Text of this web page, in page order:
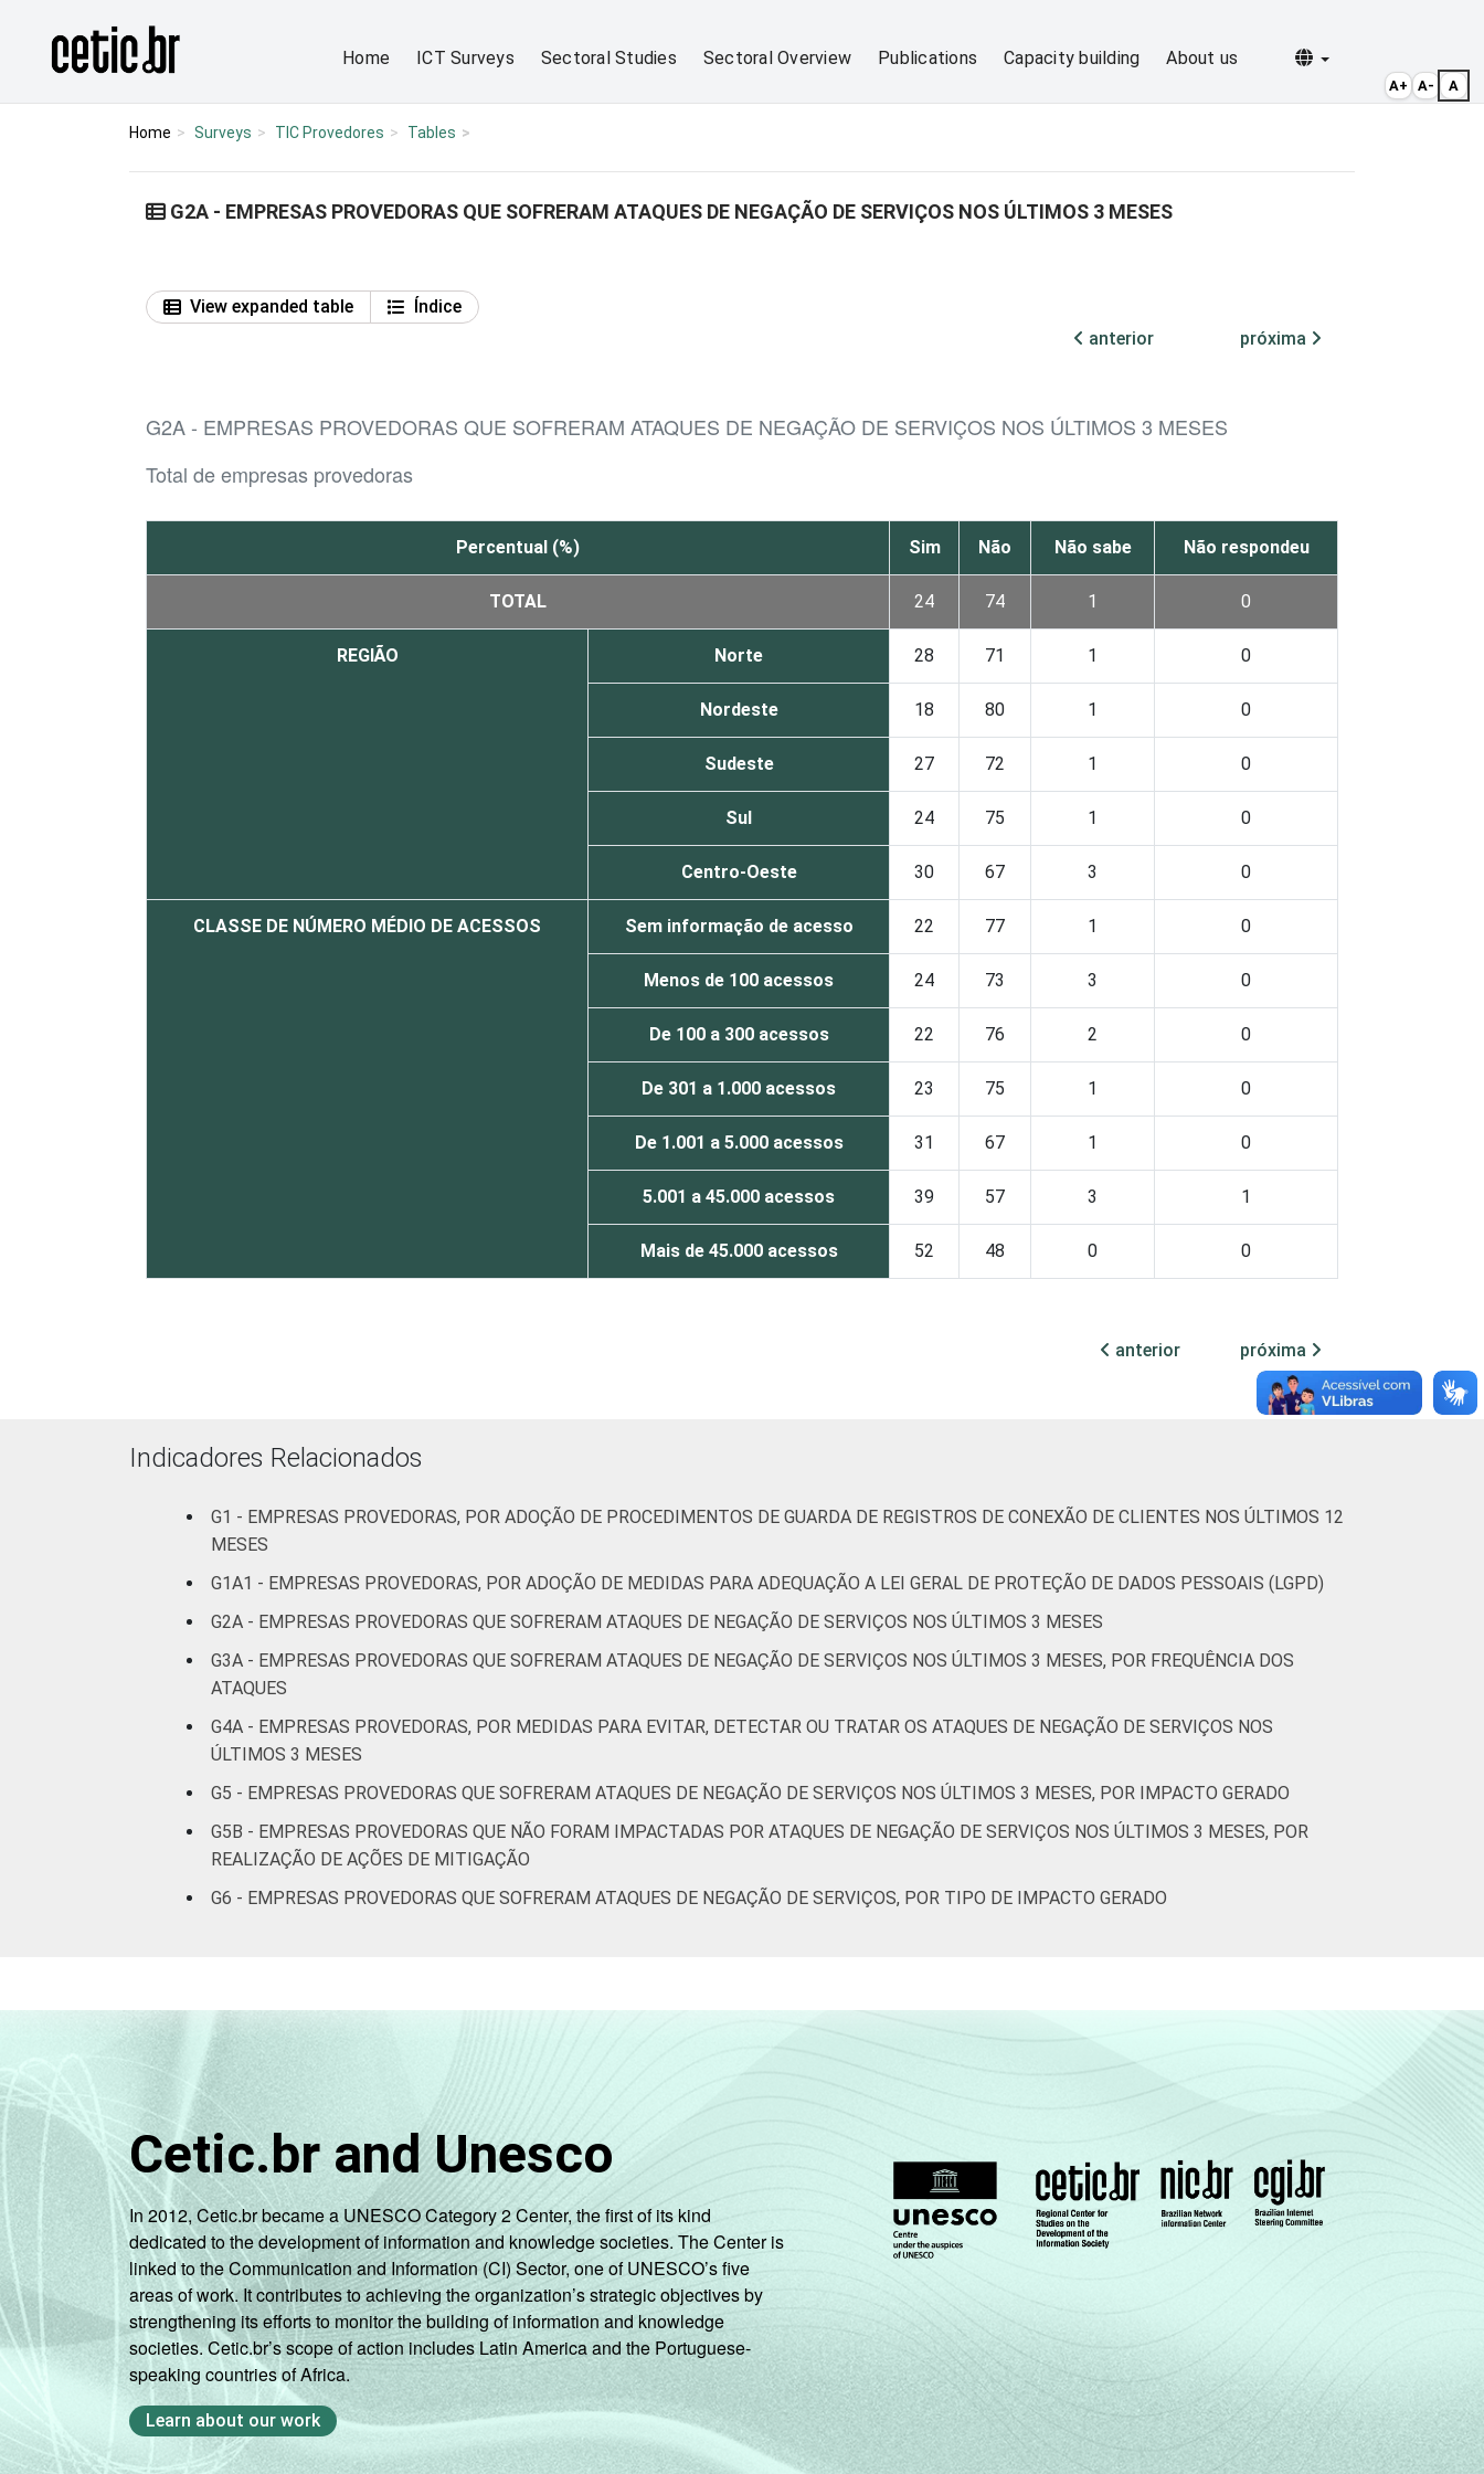
Página inicial
Home ICT Surveys Sectoral Studies Sectoral Overview Publications Capacity building About us Selecionar idioma
Home Surveys TIC Provedores Tables
G2A - EMPRESAS PROVEDORAS QUE SOFRERAM ATAQUES DE NEGAÇÃO DE SERVIÇOS NOS ÚLTIMOS 3 MESES
View expanded table
Índice
anterior
próxima
G2A - EMPRESAS PROVEDORAS QUE SOFRERAM ATAQUES DE NEGAÇÃO DE SERVIÇOS NOS ÚLTIMOS 3 MESES
Total de empresas provedoras
Percentual (%) Sim Não Não sabe Não respondeu
TOTAL 24 74 1 0
REGIÃO Norte 28 71 1 0
Nordeste 18 80 1 0
Sudeste 27 72 1 0
Sul 24 75 1 0
Centro-Oeste 30 67 3 0
CLASSE DE NÚMERO MÉDIO DE ACESSOS Sem informação de acesso 22 77 1 0
Menos de 100 acessos 24 73 3 0
De 100 a 300 acessos 22 76 2 0
De 301 a 1.000 acessos 23 75 1 0
De 1.001 a 5.000 acessos 31 67 1 0
5.001 a 45.000 acessos 39 57 3 1
Mais de 45.000 acessos 52 48 0 0
anterior próxima
Indicadores Relacionados
G1 - EMPRESAS PROVEDORAS, POR ADOÇÃO DE PROCEDIMENTOS DE GUARDA DE REGISTROS DE CONEXÃO DE CLIENTES NOS ÚLTIMOS 12
MESES
G1A1 - EMPRESAS PROVEDORAS, POR ADOÇÃO DE MEDIDAS PARA ADEQUAÇÃO A LEI GERAL DE PROTEÇÃO DE DADOS PESSOAIS (LGPD)
G2A - EMPRESAS PROVEDORAS QUE SOFRERAM ATAQUES DE NEGAÇÃO DE SERVIÇOS NOS ÚLTIMOS 3 MESES
G3A - EMPRESAS PROVEDORAS QUE SOFRERAM ATAQUES DE NEGAÇÃO DE SERVIÇOS NOS ÚLTIMOS 3 MESES, POR FREQUÊNCIA DOS
ATAQUES
G4A - EMPRESAS PROVEDORAS, POR MEDIDAS PARA EVITAR, DETECTAR OU TRATAR OS ATAQUES DE NEGAÇÃO DE SERVIÇOS NOS
ÚLTIMOS 3 MESES
G5 - EMPRESAS PROVEDORAS QUE SOFRERAM ATAQUES DE NEGAÇÃO DE SERVIÇOS NOS ÚLTIMOS 3 MESES, POR IMPACTO GERADO
G5B - EMPRESAS PROVEDORAS QUE NÃO FORAM IMPACTADAS POR ATAQUES DE NEGAÇÃO DE SERVIÇOS NOS ÚLTIMOS 3 MESES, POR
REALIZAÇÃO DE AÇÕES DE MITIGAÇÃO
G6 - EMPRESAS PROVEDORAS QUE SOFRERAM ATAQUES DE NEGAÇÃO DE SERVIÇOS, POR TIPO DE IMPACTO GERADO
Cetic.br and Unesco
In 2012, Cetic.br became a UNESCO Category 2 Center, the first of its kind
dedicated to the development of information and knowledge societies. The Center is
linked to the Communication and Information (CI) Sector, one of UNESCO’s five
areas of work. It contributes to achieving the organization’s strategic objectives by
strengthening its efforts to monitor the building of information and knowledge
societies. Cetic.br’s scope of action includes Latin America and the Portuguese-
speaking countries of Africa.
Learn about our work
A+ A- A